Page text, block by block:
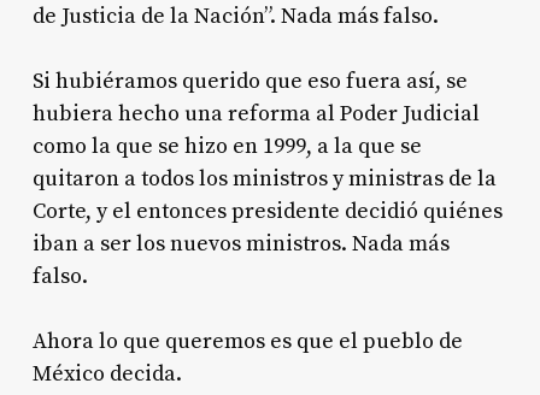
de Justicia de la Nación”. Nada más falso.
Si hubiéramos querido que eso fuera así, se
hubiera hecho una reforma al Poder Judicial
como la que se hizo en 1999, a la que se
quitaron a todos los ministros y ministras de la
Corte, y el entonces presidente decidió quiénes
iban a ser los nuevos ministros. Nada más
falso.
Ahora lo que queremos es que el pueblo de
México decida.